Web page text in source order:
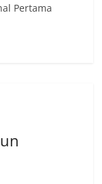
Pertama